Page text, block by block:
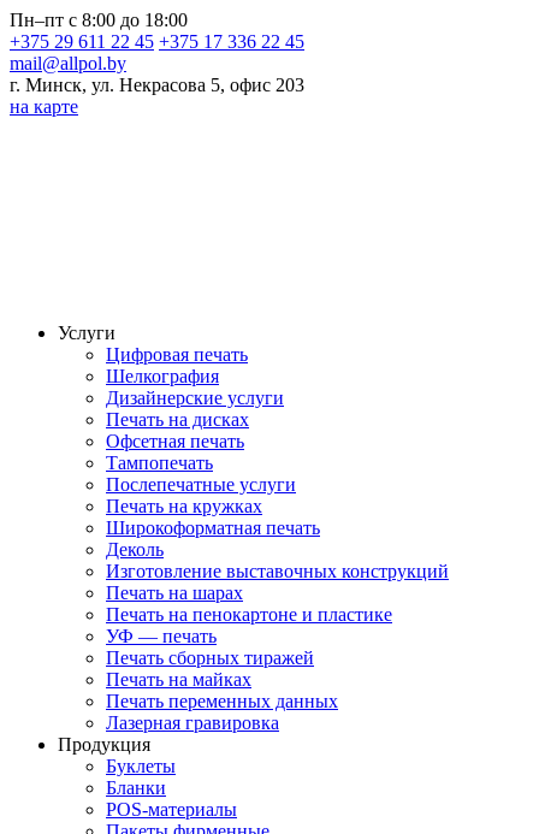
Пн–пт с 8:00 до 18:00
+375 29 611 22 45 +375 17 336 22 45
mail@allpol.by
г. Минск, ул. Некрасова 5, офис 203
на карте
Услуги
Цифровая печать
Шелкография
Дизайнерские услуги
Печать на дисках
Офсетная печать
Тампопечать
Послепечатные услуги
Печать на кружках
Широкоформатная печать
Деколь
Изготовление выставочных конструкций
Печать на шарах
Печать на пенокартоне и пластике
УФ — печать
Печать сборных тиражей
Печать на майках
Печать переменных данных
Лазерная гравировка
Продукция
Буклеты
Бланки
POS-материалы